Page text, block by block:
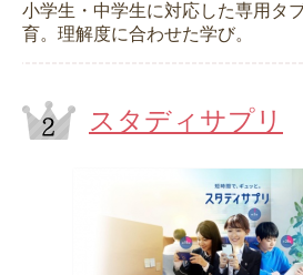
小学生・中学生に対応した専用タ
育。理解度に合わせた学び。
スタディサプリ